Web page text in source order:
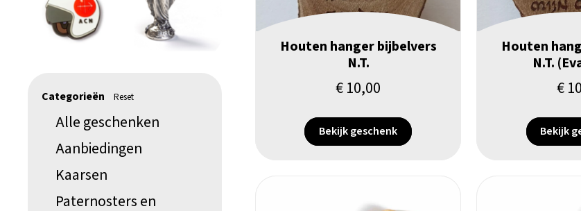
Categorieën Reset
Alle geschenken
Aanbiedingen
Kaarsen
Paternosters en
Houten hanger bijbelvers
N.T.
€10,00
Bekijk geschenk
Houten
N.T.
€
Bekijk